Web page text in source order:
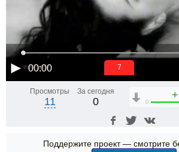
00:00 6
Просмотры
11
За сегодня
0 0
Поддержите проект — смотрите